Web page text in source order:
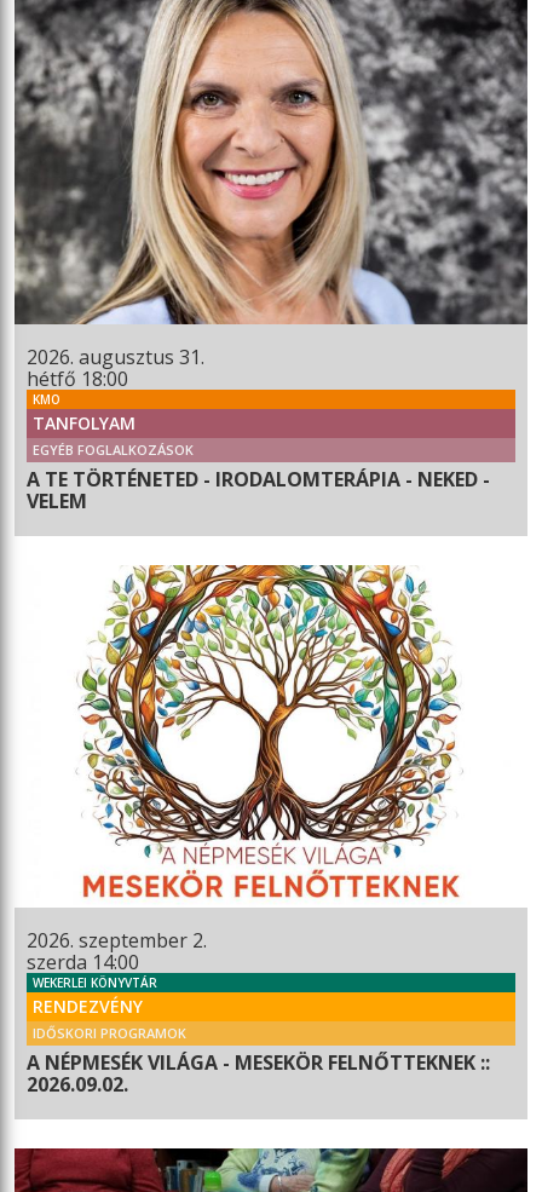
2026. augusztus 31.
hétfő 18:00
KMO
TANFOLYAM
EGYÉB FOGLALKOZÁSOK
A TE TÖRTÉNETED - IRODALOMTERÁPIA - NEKED -
VELEM
2026. szeptember 2.
szerda 14:00
WEKERLEI KÖNYVTÁR
RENDEZVÉNY
IDŐSKORI PROGRAMOK
A NÉPMESÉK VILÁGA - MESEKÖR FELNŐTTEKNEK ::
2026.09.02.